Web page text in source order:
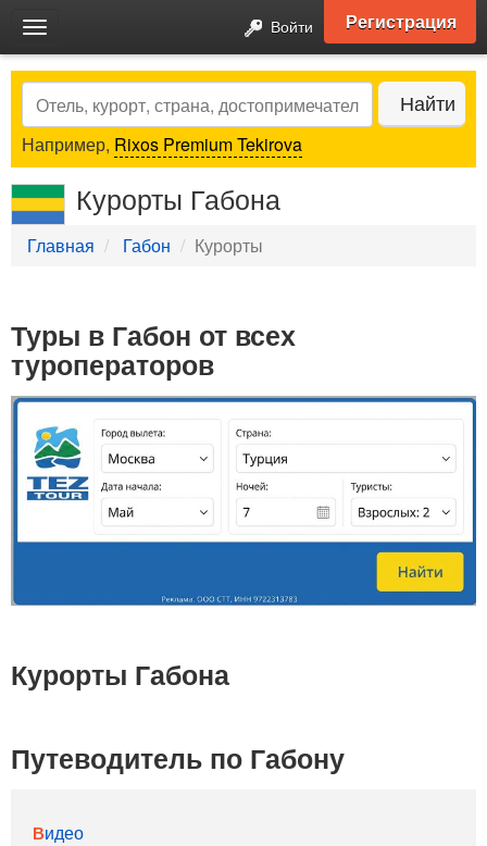
Toggle
navigation
Войти Регистрация
Search Найти
Например, Rixos Premium Tekirova
Курорты Габона
Главная Габон Курорты
Туры в Габон от всех
туроператоров
Курорты Габона
Путеводитель по Габону
Видео